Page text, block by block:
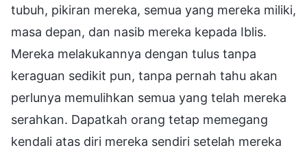
tubuh, pikiran mereka, semua yang mereka miliki,
masa depan, dan nasib mereka kepada Iblis.
Mereka melakukannya dengan tulus tanpa
keraguan sedikit pun, tanpa pernah tahu akan
perlunya memulihkan semua yang telah mereka
serahkan. Dapatkah orang tetap memegang
kendali atas diri mereka sendiri setelah mereka